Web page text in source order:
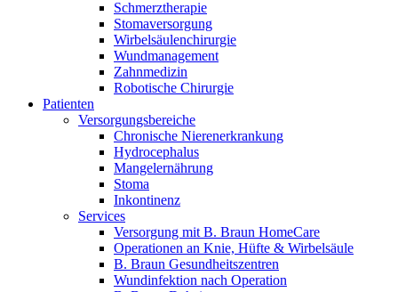
Schmerztherapie
Stomaversorgung
Wirbelsäulenchirurgie
Wundmanagement
Zahnmedizin
Robotische Chirurgie
Patienten
Versorgungsbereiche
Chronische Nierenerkrankung
Hydrocephalus
Mangelernährung
Stoma
Inkontinenz
Services
Versorgung mit B. Braun HomeCare
Operationen an Knie, Hüfte & Wirbelsäule
B. Braun Gesundheitszentren
Wundinfektion nach Operation